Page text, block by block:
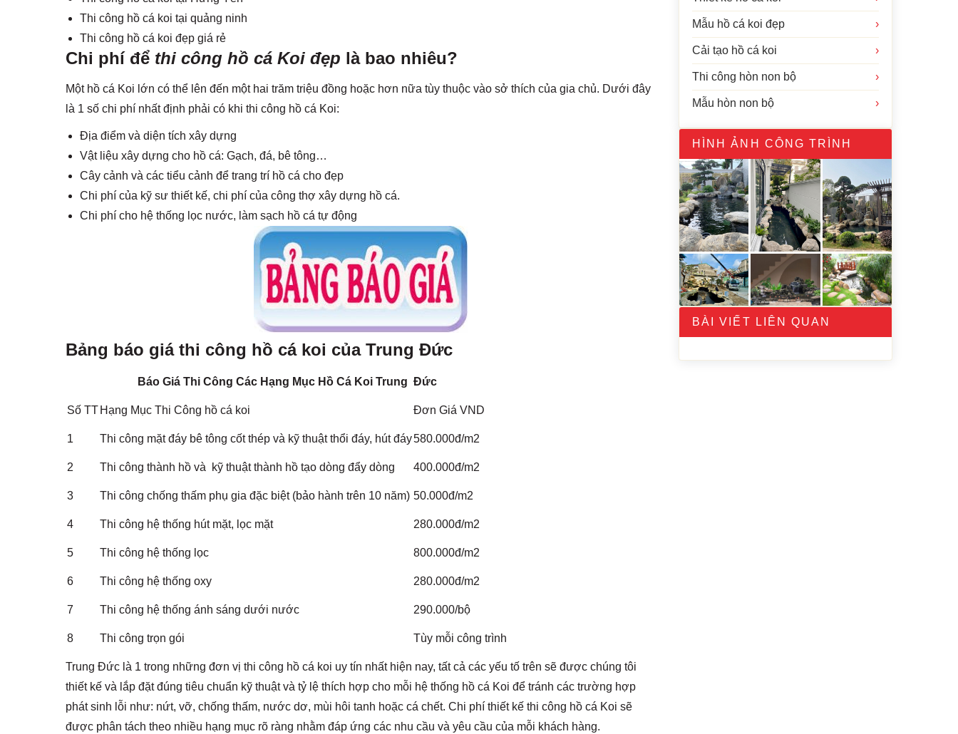
Thi công hồ cá koi tại quảng ninh
Thi công hồ cá koi đẹp giá rẻ
Chi phí để thi công hồ cá Koi đẹp là bao nhiêu?
Một hồ cá Koi lớn có thể lên đến một hai trăm triệu đồng hoặc hơn nữa tùy thuộc vào sở thích của gia chủ. Dưới đây
là 1 số chi phí nhất định phải có khi thi công hồ cá Koi:
Địa điểm và diện tích xây dựng
Vật liệu xây dựng cho hồ cá: Gạch, đá, bê tông…
Cây cảnh và các tiểu cảnh để trang trí hồ cá cho đẹp
Chi phí của kỹ sư thiết kế, chi phí của công thợ xây dựng hồ cá.
Chi phí cho hệ thống lọc nước, làm sạch hồ cá tự động
Bảng báo giá thi công hồ cá koi của Trung Đức
Báo Giá Thi Công Các Hạng Mục Hồ Cá Koi Trung Đức
Số TT Hạng Mục Thi Công hồ cá koi Đơn Giá VND
1 Thi công mặt đáy bê tông cốt thép và kỹ thuật thổi đáy, hút đáy580.000đ/m2
2 Thi công thành hồ và kỹ thuật thành hồ tạo dòng đẩy dòng 400.000đ/m2
3 Thi công chống thấm phụ gia đặc biệt (bảo hành trên 10 năm) 50.000đ/m2
4 Thi công hệ thống hút mặt, lọc mặt 280.000đ/m2
5 Thi công hệ thống lọc 800.000đ/m2
6 Thi công hệ thống oxy 280.000đ/m2
7 Thi công hệ thống ánh sáng dưới nước 290.000/bộ
8 Thi công trọn gói Tùy mỗi công trình
Trung Đức là 1 trong những đơn vị thi công hồ cá koi uy tín nhất hiện nay, tất cả các yếu tố trên sẽ được chúng tôi
thiết kế và lắp đặt đúng tiêu chuẩn kỹ thuật và tỷ lệ thích hợp cho mỗi hệ thống hồ cá Koi để tránh các trường hợp
phát sinh lỗi như: nứt, vỡ, chống thấm, nước dơ, mùi hôi tanh hoặc cá chết. Chi phí thiết kế thi công hồ cá Koi sẽ
được phân tách theo nhiều hạng mục rõ ràng nhằm đáp ứng các nhu cầu và yêu cầu của mỗi khách hàng.
Mẫu hồ cá koi đẹp ›
Cải tạo hồ cá koi ›
Thi công hòn non bộ ›
Mẫu hòn non bộ ›
HÌNH ẢNH CÔNG TRÌNH
BÀI VIẾT LIÊN QUAN